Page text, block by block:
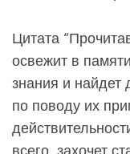
Цитата
освежит в
знания и
по поводу их
всего, захочет